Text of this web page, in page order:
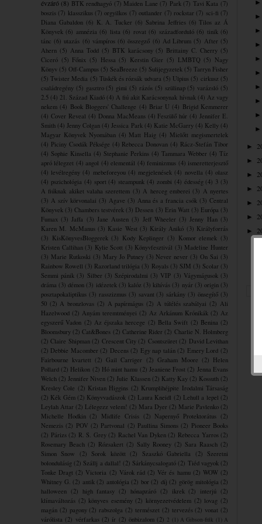
évzáró (8) BTK rendhagyó (7) Maiden Lane (7) Park (7) Tavi Kata (7)
boszis (7) klasszikus (7) orgyilkos (7) outlander (7) rockstar (7) sci-fi (7)
Diana Gabaldon (6) K. A. Tucker (6) Sabrina Jeffries (6) Tilos az Á
Könyvek (6) amnézia (6) lista (6) rovat (6) századforduló (6) tinik (6)
tánc (6) utazás (6) vámpíros (6) összegző (6) Ad Librum (5) After (5)
Ahern (5) Anna Todd (5) BTK karácsony (5) Brittainy C. Cherry (5)
Ciceró (5) Főnix (5) Hessa (5) Kerstin Gier (5) LMBTQ (5) Nagy
Könyv (5) Off-Campus (5) SeaBreeze (5) Sulijegyzetek (5) Tarryn Fisher
(5) Twister Media (5) Tüskék és rózsák udvara (5) Ulpius (5) cirkusz (5)
családregény (5) gasztro (5) gimi (5) rázós (5) szülinap (5) varázsló (5)
2.5 (4) 21. Század Kiadó (4) A fiú akit Karácsonynak hívnak (4) Az vagy
nekem (4) Book Bloggers' Challenge (4) Briar U (4) Brigid Kemmerer
(4) Cover Reveal (4) Donna MacMeans (4) Feszülő húr (4) Jennifer E.
Smith (4) Jenny Colgan (4) Jessica Park (4) Katie McGarry (4) Kelly (4)
Magyar Könyvek Nyomában (4) Matt Haig (4) Mielőtt megismertelek
(4) Piciny Csodák Péksége (4) Rebecca Donovan (4) Rácz-Stefán Tibor
(4) Sophie Kinsella (4) Stephanie Perkins (4) Tammara Webber (4) Tíz
apró lélegzet (4) angol (4) elementál (4) feminizmus (4) ismeretterjesztő
(4) levélregény (4) mebeforeyou (4) megjelenések (4) novella (4) olasz
(4) pszichológia (4) sport (4) steampunk (4) zombi (4) édesség (4) 3 (3)
A fiúknak akiket valaha szerettem (3) A herceg emberei (3) A nyertes
(3) A szív körvonalai (3) Agave (3) Anna és a francia csók (3) Central
Könyvek (3) Chambers testvérek (3) Dessen (3) Erin Watt (3) Európa (3)
Fumax (3) Jaffa (3) Jane Austen (3) Jeff Wheeler (3) Jenny Han (3)
Karen M. McManus (3) Kasie West (3) Király Anikó (3) Királyforrás
(3) KisKönyvesBloggerek (3) Kody Keplinger (3) Komor elemek (3)
Kristen Callihan (3) Kylie Scott (3) Könyvfesztivál (3) Madeline Hunter
(3) Marie Rutkoski (3) Mary Jo Putney (3) Never never (3) On Sai (3)
Rainbow Rowell (3) Razorland trilógia (3) Royals (3) SJM (3) Scolar (3)
Semmi pánik (3) Silber (3) Szépirodalmi (3) VIP (3) Vágymágusok (3)
dráma (3) démon (3) idézetek (3) kalóz (3) kihívás (3) nyár (3) origin (3)
posztapokaliptikus (3) rasszizmus (3) savant (3) sárkány (3) önsegítő (3)
50 (2) A bronzlovas (2) A papírmágus (2) A túlélés szabályai (2) Ali
Hazelwood (2) Anyám teremtményei (2) Az Arkánum Krónikák (2) Az
egyszerű Vadon (2) Az éjszaka hercege (2) Bella Swift (2) Benina (2)
Bloomsbury (2) Cat&Bones (2) Catherine Rider (2) Charlie N. Holmberg
(2) Claire Shipman (2) Crescent City (2) Csontszüret (2) David Levithan
(2) Debbie Macomber (2) Decens (2) Egy nap talán (2) Emery Lord (2)
Fairbourne kvartett (2) Gail Carriger (2) Graham Moore (2) Helen
Pollard (2) Helikon (2) Hó mint hamu (2) Jeaniene Frost (2) Jenna Evans
Welch (2) Jennifer Niven (2) Julie Klassen (2) Katty Kay (2) Kossuth (2)
Kresley Cole (2) Kristan Higgins (2) Krumplihéjpite ​Irodalmi Társaság
(2) Kék Gém (2) Könyvvadászok (2) Laura Kneidl (2) Lehull a lepel (2)
Leylah Attar (2) Lélegezz velem! (2) Mara Dyer (2) Marie Pavlenko (2)
Michelle Hodkin (2) Midlife Crisis (2) Napernyő Protektorátus (2)
Nemezis (2) POV (2) Partvonal (2) Paullina Simons (2) Pioneer Books
(2) Párizs (2) R. S. Grey (2) Rachel Van Dyken (2) Rebecca Yarros (2)
Rosemary Beach (2) Rózsakert (2) Sally Rooney (2) Sara Raasch (2)
Simon Snow
(2) Sorok között (2) Szaszkó Gabriella (2)
Szeretni
bolondulásig (2) Szállj a dallal! (2) Sárkánycsalogató (2) Tiéd vagyok (2)
Tonke Dragt (2) Victoria (2) Várok rád (2) Vér és hamu (2) WOW (2)
Whitney G. (2) antik (2) antológia (2) bor (2) díj (2) görög mitológia (2)
halloween (2) high fantasy (2) hónapzáró (2) ikrek (2) interjú (2)
klímaváltozás (2) könyves esemény (2) környezetvédelem (2) lovag (2)
magán (2) pagony (2) rabszolga (2) természet (2) tervezés (2) vonat (2)
várólista (2) vérfarkas (2) ír (2) önbizalom (2) 2 (1) A Gibson-fiúk (1) A
►
►
►
►
►
►
►